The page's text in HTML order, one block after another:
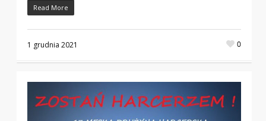
Read More
1 grudnia 2021 0